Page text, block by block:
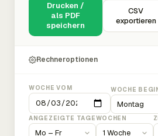
Drucken /
als PDF
speichern
CSV
exportieren
Rechneroptionen
WOCHE VOM WOCHE
ANGEZEIGTE TAGEWOCHEN